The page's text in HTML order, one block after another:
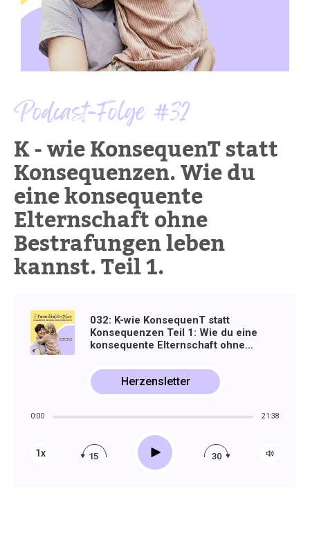
Podcast-Folge #32
K - wie KonsequenT statt
Konsequenzen. Wie du
eine konsequente
Elternschaft ohne
Bestrafungen leben
kannst. Teil 1.
032: K-wie KonsequenT statt
Konsequenzen Teil 1: Wie du eine
konsequente Elternschaft ohne
0:00 21:38
1x 15 Play 30
Herzensletter